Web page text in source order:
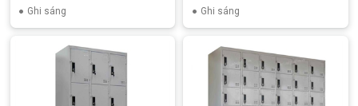
Ghi sáng
Ghi sáng